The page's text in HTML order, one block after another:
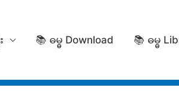
📚 ဓမ္ဓ Download 📚 ဓမ္ဓ